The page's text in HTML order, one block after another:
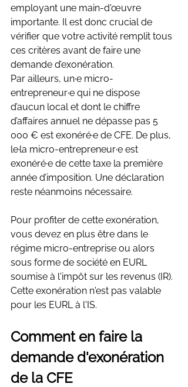
employant une main-d'œuvre
importante. Il est donc crucial de
vérifier que votre activité remplit tous
ces critères avant de faire une
demande d’exonération.
Par ailleurs, un·e micro-
entrepreneur·e qui ne dispose
d’aucun local et dont le chiffre
d’affaires annuel ne dépasse pas 5
000 € est exonéré·e de CFE. De plus,
le·la micro-entrepreneur·e est
exonéré·e de cette taxe la première
année d’imposition. Une déclaration
reste néanmoins nécessaire.
Pour profiter de cette exonération,
vous devez en plus être dans le
régime micro-entreprise ou alors
sous forme de société en EURL
soumise à l'impôt sur les revenus (IR).
Cette exonération n'est pas valable
pour les EURL à l'IS.
Comment en faire la
demande d'exonération
de la CFE